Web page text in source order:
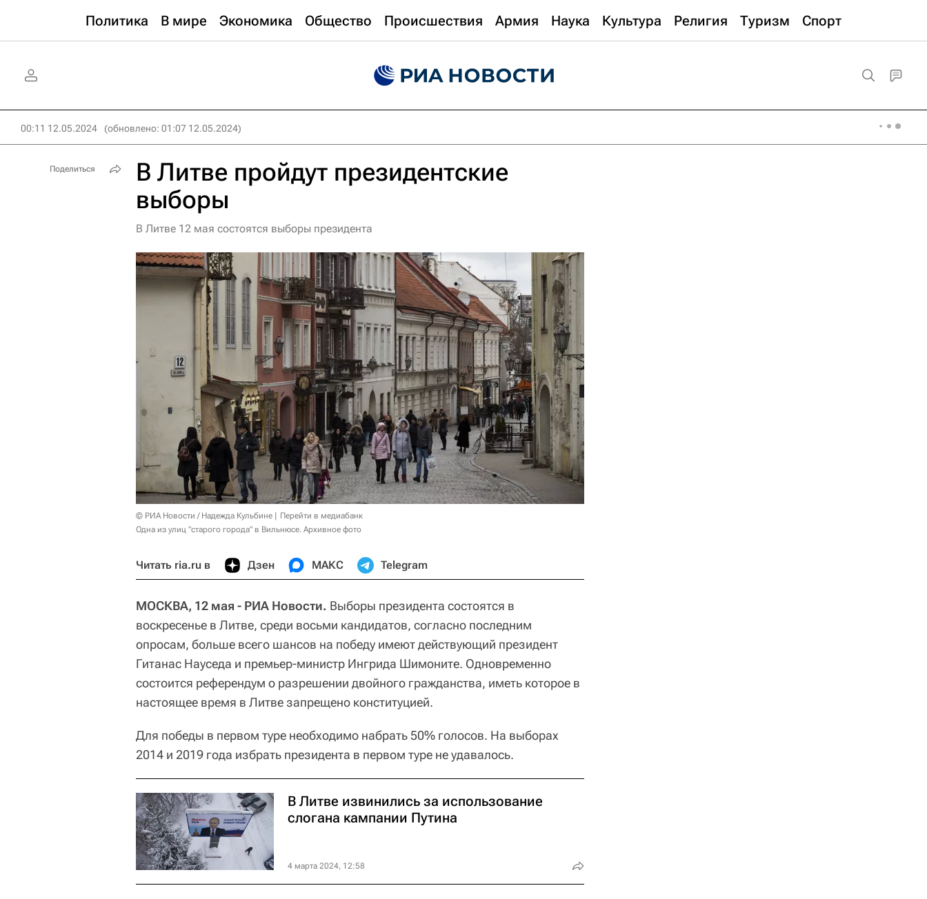
Политика В мире Экономика Общество Происшествия Армия Наука Культура Религия Туризм Спорт
00:11 12.05.2024 (обновлено: 01:07 12.05.2024)
В Литве пройдут президентские
выборы
В Литве 12 мая состоятся выборы президента
© РИА Новости / Надежда Кульбине
Перейти в медиабанк
Одна из улиц "старого города" в Вильнюсе. Архивное фото
Читать ria.ru в Дзен МАКС Telegram
МОСКВА, 12 мая - РИА Новости. Выборы президента состоятся в
воскресенье в Литве, среди восьми кандидатов, согласно последним
опросам, больше всего шансов на победу имеют действующий президент
Гитанас Науседа и премьер-министр Ингрида Шимоните. Одновременно
состоится референдум о разрешении двойного гражданства, иметь которое в
настоящее время в Литве запрещено конституцией.
Для победы в первом туре необходимо набрать 50% голосов. На выборах
2014 и 2019 года избрать президента в первом туре не удавалось.
В Литве извинились за использование
слогана кампании Путина
4 марта 2024, 12:58
Поделиться